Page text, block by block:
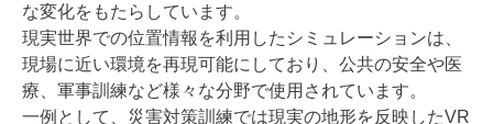
な変化をもたらしています。
現実世界での位置情報を利用したシミュレーションは、
現場に近い環境を再現可能にしており、公共の安全や医
療、軍事訓練など様々な分野で使用されています。
一例として、災害対策訓練では現実の地形を反映したVR